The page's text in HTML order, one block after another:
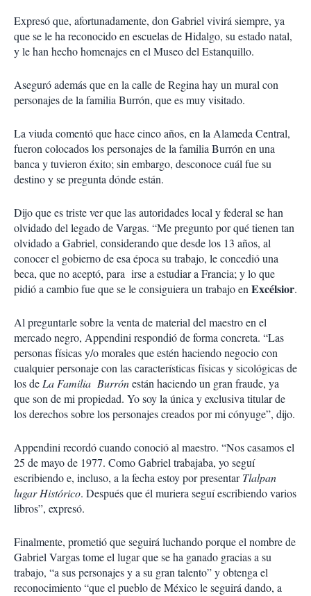
Expresó que, afortunadamente, don Gabriel vivirá siempre, ya
que se le ha reconocido en escuelas de Hidalgo, su estado natal,
y le han hecho homenajes en el Museo del Estanquillo.
Aseguró además que en la calle de Regina hay un mural con
personajes de la familia Burrón, que es muy visitado.
La viuda comentó que hace cinco años, en la Alameda Central,
fueron colocados los personajes de la familia Burrón en una
banca y tuvieron éxito; sin embargo, desconoce cuál fue su
destino y se pregunta dónde están.
Dijo que es triste ver que las autoridades local y federal se han
olvidado del legado de Vargas. “Me pregunto por qué tienen tan
olvidado a Gabriel, considerando que desde los 13 años, al
conocer el gobierno de esa época su trabajo, le concedió una
beca, que no aceptó, para irse a estudiar a Francia; y lo que
pidió a cambio fue que se le consiguiera un trabajo en Excélsior.
Al preguntarle sobre la venta de material del maestro en el
mercado negro, Appendini respondió de forma concreta. “Las
personas físicas y/o morales que estén haciendo negocio con
cualquier personaje con las características físicas y sicológicas de
los de La Familia Burrónestán haciendo un gran fraude, ya
que son de mi propiedad. Yo soy la única y exclusiva titular de
los derechos sobre los personajes creados por mi cónyuge”, dijo.
Appendini recordó cuando conoció al maestro. “Nos casamos el
25 de mayo de 1977. Como Gabriel trabajaba, yo seguí
escribiendo e, incluso, a la fecha estoy por presentarTlalpan
lugar Histórico. Después que él muriera seguí escribiendo varios
libros”, expresó.
Finalmente, prometió que seguirá luchando porque el nombre de
Gabriel Vargas tome el lugar que se ha ganado gracias a su
trabajo, “a sus personajes y a su gran talento” y obtenga el
reconocimiento “que el pueblo de México le seguirá dando, a